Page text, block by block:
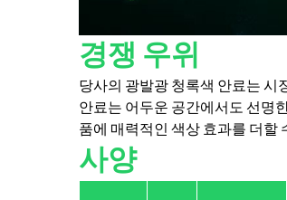
경쟁 우위
당사의 광발광 청록색 안료는 시
안료는 어두운 공간에서도 선명
품에 매력적인 색상 효과를 더할
사양